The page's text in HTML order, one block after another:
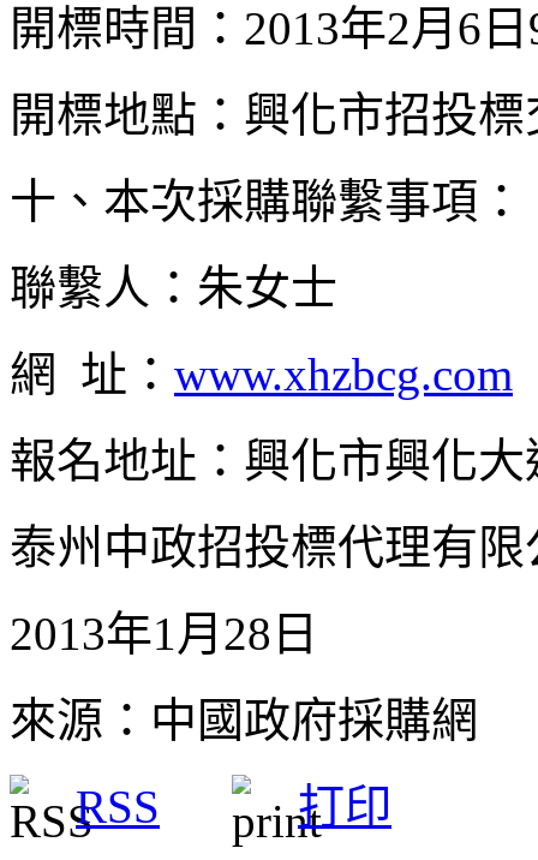
開標時間：2013年2月6
開標地點：興化市招投
十、本次採購聯繫事項：
聯繫人：朱女士 聯
網 址： www.xhzbcg.com
報名地址：興化市興化
泰州中政招投標代理有限
2013年1月28日
來源：中國政府採購網
RSS
打印